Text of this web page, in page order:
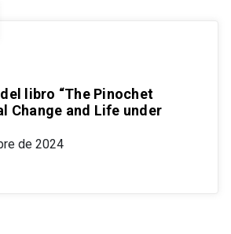
libro “The Pinochet
Change and Life under
de 2024